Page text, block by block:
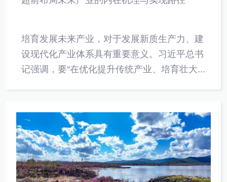
培育发展未来产业，对于发展新质生产力、建
设现代化产业体系具有重要意义。习近平总书
记强调，要“在优化提升传统产业、培育壮大...